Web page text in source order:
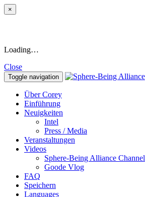
×
Loading…
Close
Toggle navigation
Über Corey
Einführung
Neuigkeiten
Intel
Press / Media
Veranstaltungen
Videos
Sphere-Being Alliance Channel
Goode Vlog
FAQ
Speichern
Languages